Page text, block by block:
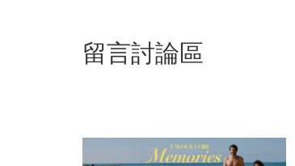
留言討論區